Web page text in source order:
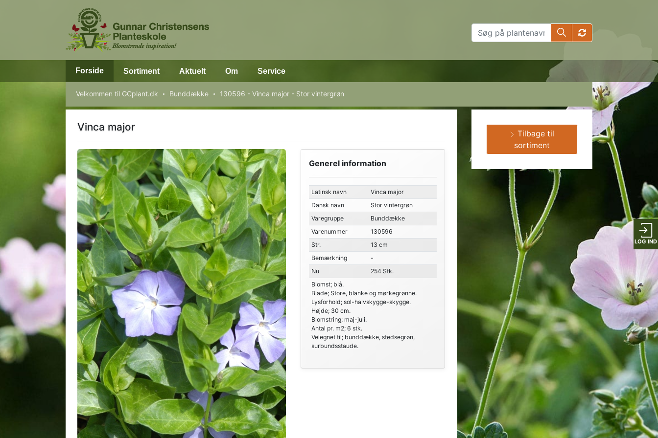
LOG IND
Forside Sortiment Aktuelt Om Service
Velkommen til GCplant.dk Bunddække 130596 - Vinca major - Stor vintergrøn
Vinca major
Generel information
Latinsk navn
Vinca major
Dansk navn
Stor vintergrøn
Varegruppe
Bunddække
Varenummer
130596
Str.
13 cm
Bemærkning
-
Nu
254 Stk.
Blomst; blå.
Blade; Store, blanke og mørkegrønne.
Lysforhold; sol-halvskygge-skygge.
Højde; 30 cm.
Blomstring; maj-juli.
Antal pr. m2; 6 stk.
Velegnet til; bunddække, stedsegrøn,
surbundsstaude.
Tilbage til
sortiment